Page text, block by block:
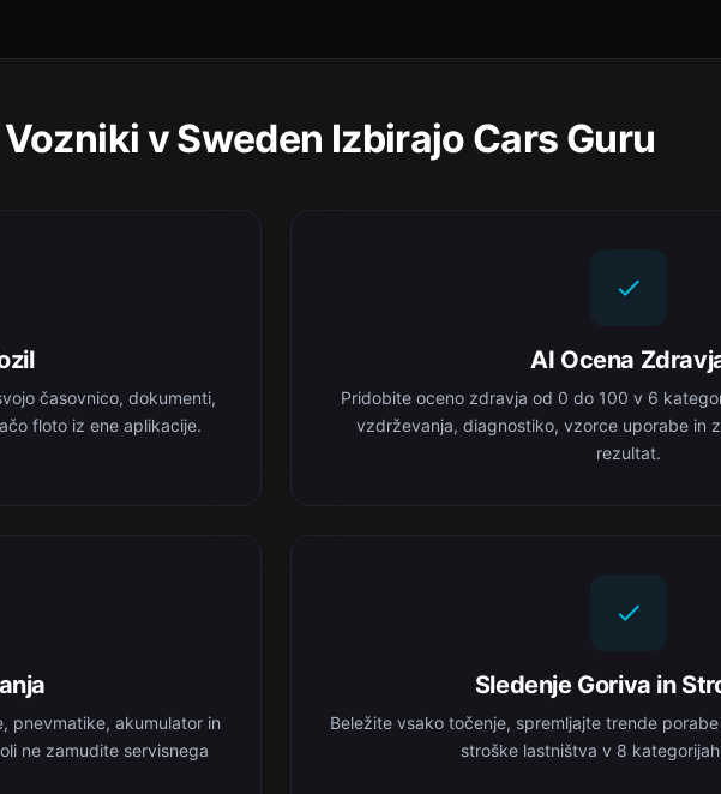
v Sweden Izbirajo Cars Guru
časovnico, dokumenti,
floto iz ene aplikacije.
AI Ocena
Pridobite oceno zdravja od 0 do 100 v 6
vzdrževanja, diagnostiko, vzorce uporabe in
rezultat.
pnevmatike, akumulator in
ne zamudite servisnega
Sledenje Goriva in
Beležite vsako točenje, spremljajte trende
stroške lastništva v 8